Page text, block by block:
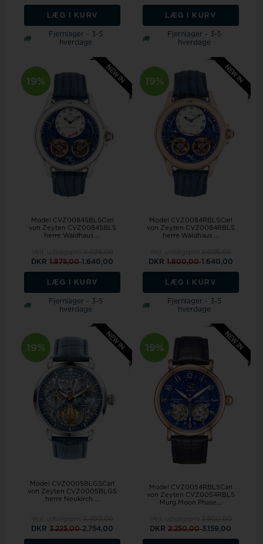
LÆG I KURV
Fjernlager - 3-5
hverdage
LÆG I KURV
Fjernlager - 3-5
hverdage
19%
Model CVZ0084SBLSCarl
von Zeyten CVZ0084SBLS
herre Waldhaus ...
DKR1.875,001.640,00
LÆG I KURV
Fjernlager - 3-5
hverdage
19%
Model CVZ0084RBLSCarl
von Zeyten CVZ0084RBLS
herre Waldhaus ...
DKR 1.800,001.640,00
LÆG I KURV
Fjernlager - 3-5
hverdage
19%
Model CVZ0005BLGSCarl
von Zeyten CVZ0005BLGS
herre Neukirch ...
DKR3.225,002.754,00
19%
Model CVZ0054RBLSCarl
von Zeyten CVZ0054RBLS
Murg Moon Phase...
DKR2.250,003.159,00